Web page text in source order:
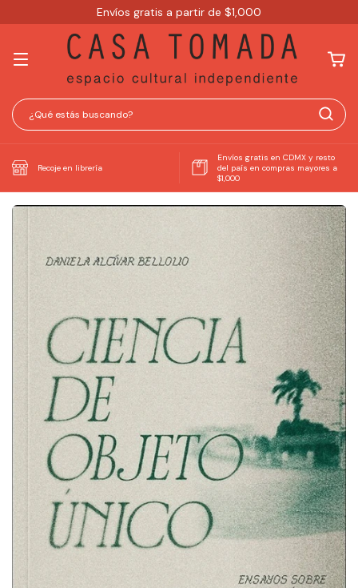
Envíos gratis a partir de $1,000
Recoje en librería
Envíos gratis en CDMX y resto
del país en compras mayores a
$1,000